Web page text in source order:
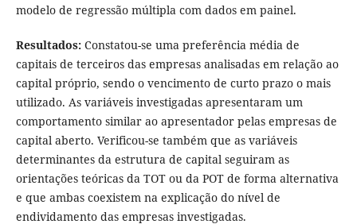
modelo de regressão múltipla com dados em painel.
Resultados: Constatou-se uma preferência média de
capitais de terceiros das empresas analisadas em relação ao
capital próprio, sendo o vencimento de curto prazo o mais
utilizado. As variáveis investigadas apresentaram um
comportamento similar ao apresentador pelas empresas de
capital aberto. Verificou-se também que as variáveis
determinantes da estrutura de capital seguiram as
orientações teóricas da TOT ou da POT de forma alternativa
e que ambas coexistem na explicação do nível de
endividamento das empresas investigadas.